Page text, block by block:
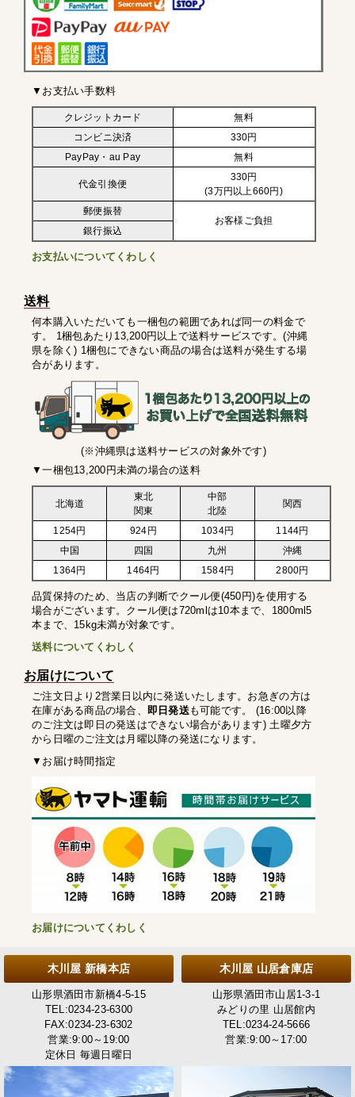
▼お支払い手数料
クレジットカード
無料
コンビニ決済
330円
PayPay・au Pay
無料
代金引換便
330円
(3万円以上660円)
郵便振替
お客様ご負担
銀行振込
お支払いについてくわしく
送料
何本購入いただいても一梱包の範囲であれば同一の料金で
す。 1梱包あたり13,200円以上で送料サービスです。(沖縄
県を除く) 1梱包にできない商品の場合は送料が発生する場
合があります。
(※沖縄県は送料サービスの対象外です)
▼一梱包13,200円未満の場合の送料
北海道
東北
関東
中部
北陸
関西
1254円 924円 1034円
1144円
中国
四国 九州
沖縄
1364円
1464円 1584円 2800円
品質保持のため、当店の判断でクール便(450円)を使用する
場合がございます。クール便は720mlは10本まで、1800ml5
本まで、15kg未満が対象です。
送料についてくわしく
お届けについて
ご注文日より2営業日以内に発送いたします。お急ぎの方は
在庫がある商品の場合、 即日発送も可能です。 (16:00以降
のご注文は即日の発送はできない場合があります) 土曜夕方
から日曜のご注文は月曜以降の発送になります。
▼お届け時間指定
お届けについてくわしく
木川屋 新橋本店
山形県酒田市新橋4-5-15
TEL:0234-23-6300
FAX:0234-23-6302
営業:9:00～19:00
定休日 毎週日曜日
木川屋 山居倉庫店
山形県酒田市山居1-3-1
みどりの里 山居館内
TEL:0234-24-5666
営業:9:00～17:00